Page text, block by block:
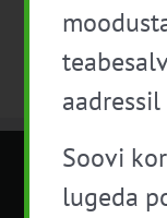
METK
aadressil
Soovi
lugeda